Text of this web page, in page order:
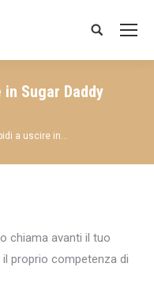
Search:
Sugar Daddy
a uscire in…
chiama avanti il tuo
proprio competenza di